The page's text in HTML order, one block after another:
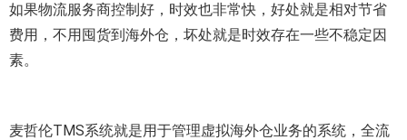
如果物流服务商控制好，时效也非常快，好处就是相对节省
费用，不用囤货到海外仓，坏处就是时效存在一些不稳定因
素。
麦哲伦TMS系统就是用于管理虚拟海外仓业务的系统，全流